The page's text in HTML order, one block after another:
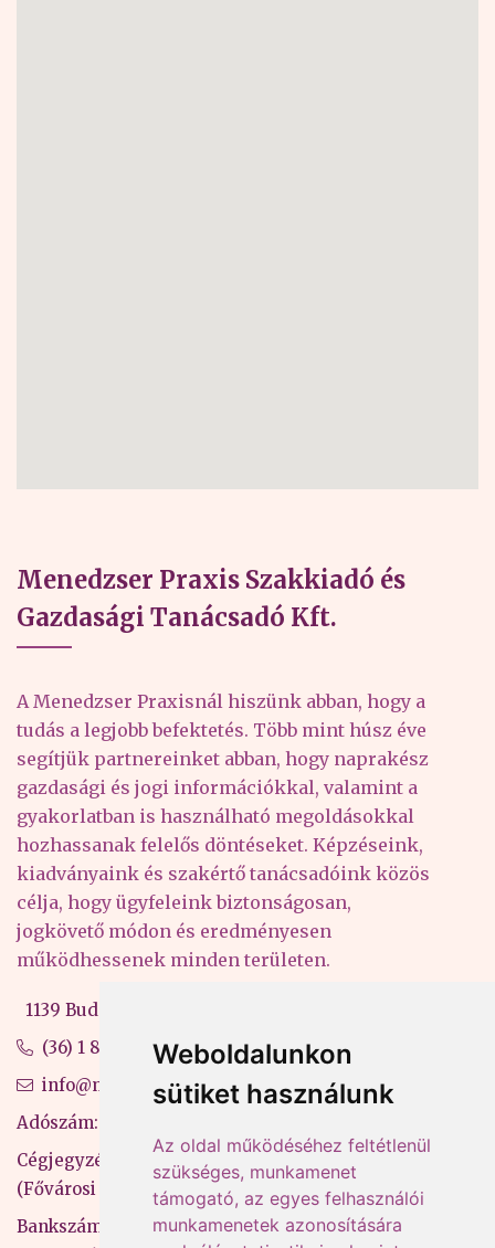
Weboldalunkon
sütiket használunk
Az oldal működéséhez feltétlenül
szükséges, munkamenet
támogató, az egyes felhasználói
munkamenetek azonosítására
Menedzser Praxis Szakkiadó és
Gazdasági Tanácsadó Kft.
A Menedzser Praxisnál hiszünk abban, hogy a
tudás a legjobb befektetés. Több mint húsz éve
segítjük partnereinket abban, hogy naprakész
gazdasági és jogi információkkal, valamint a
gyakorlatban is használható megoldásokkal
hozhassanak felelős döntéseket. Képzéseink,
kiadványaink és szakértő tanácsadóink közös
célja, hogy ügyfeleink biztonságosan,
jogkövető módon és eredményesen
működhessenek minden területen.
1139 Budapest, Váci út 99-105. 4. em.
(36) 1 880 76 00
info@mprx.hu
Adószám: 13598145-2-41
Cégjegyzékszám: 01-09-883770
(Fővárosi Bíróság)
Bankszámlaszám: CIB Bank, 10700581-